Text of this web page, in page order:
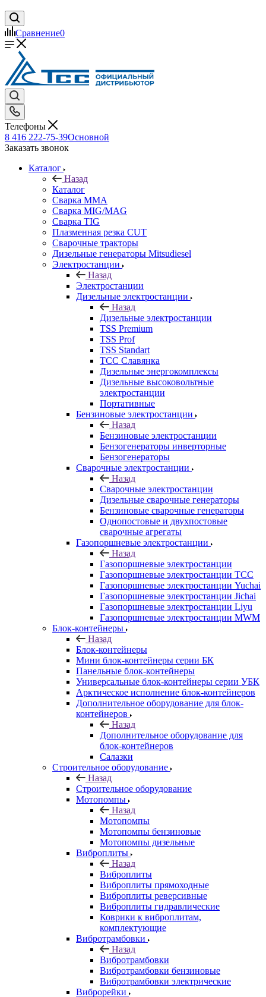
Сравнение0
Телефоны
8 416 222-75-39Основной
Заказать звонок
Каталог
Назад
Каталог
Сварка MMA
Сварка MIG/MAG
Сварка TIG
Плазменная резка CUT
Сварочные тракторы
Дизельные генераторы Mitsudiesel
Электростанции
Назад
Электростанции
Дизельные электростанции
Назад
Дизельные электростанции
TSS Premium
TSS Prof
TSS Standart
ТСС Славянка
Дизельные энергокомплексы
Дизельные высоковольтные
электростанции
Портативные
Бензиновые электростанции
Назад
Бензиновые электростанции
Бензогенераторы инверторные
Бензогенераторы
Сварочные электростанции
Назад
Сварочные электростанции
Дизельные сварочные генераторы
Бензиновые сварочные генераторы
Однопостовые и двухпостовые
сварочные агрегаты
Газопоршневые электростанции
Назад
Газопоршневые электростанции
Газопоршневые электростанции ТСС
Газопоршневые электростанции Yuchai
Газопоршневые электростанции Jichai
Газопоршневые электростанции Liyu
Газопоршневые электростанции MWM
Блок-контейнеры
Назад
Блок-контейнеры
Мини блок-контейнеры серии БК
Панельные блок-контейнеры
Универсальные блок-контейнеры серии УБК
Арктическое исполнение блок-контейнеров
Дополнительное оборудование для блок-
контейнеров
Назад
Дополнительное оборудование для
блок-контейнеров
Салазки
Строительное оборудование
Назад
Строительное оборудование
Мотопомпы
Назад
Мотопомпы
Мотопомпы бензиновые
Мотопомпы дизельные
Виброплиты
Назад
Виброплиты
Виброплиты прямоходные
Виброплиты реверсивные
Виброплиты гидравлические
Коврики к виброплитам,
комплектующие
Вибротрамбовки
Назад
Вибротрамбовки
Вибротрамбовки бензиновые
Вибротрамбовки электрические
Виброрейки